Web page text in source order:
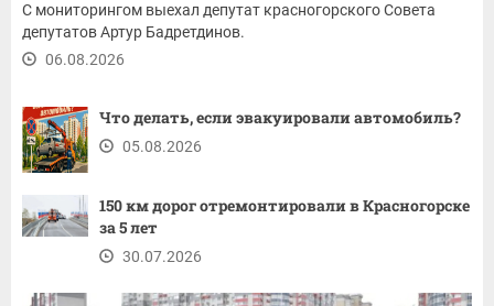
С мониторингом выехал депутат красногорского Совета
депутатов Артур Бадретдинов.
06.08.2026
Что делать, если эвакуировали автомобиль?
05.08.2026
150 км дорог отремонтировали в Красногорске
за 5 лет
30.07.2026